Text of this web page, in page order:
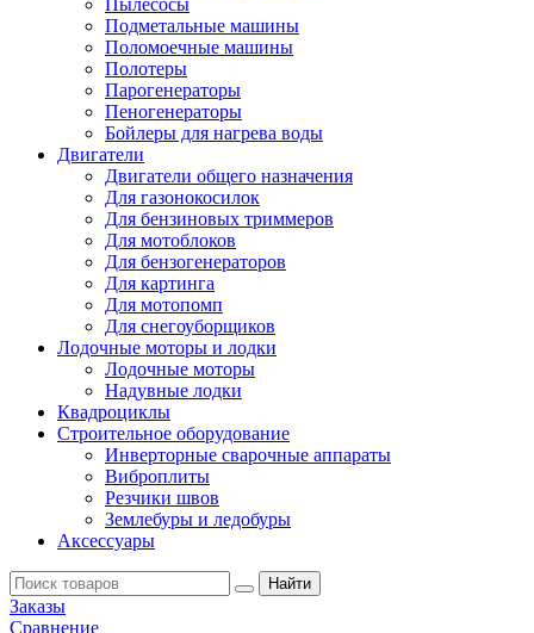
Пылесосы
Подметальные машины
Поломоечные машины
Полотеры
Парогенераторы
Пеногенераторы
Бойлеры для нагрева воды
Двигатели
Двигатели общего назначения
Для газонокосилок
Для бензиновых триммеров
Для мотоблоков
Для бензогенераторов
Для картинга
Для мотопомп
Для снегоуборщиков
Лодочные моторы и лодки
Лодочные моторы
Надувные лодки
Квадроциклы
Строительное оборудование
Инверторные сварочные аппараты
Виброплиты
Резчики швов
Землебуры и ледобуры
Аксессуары
Заказы
Сравнение